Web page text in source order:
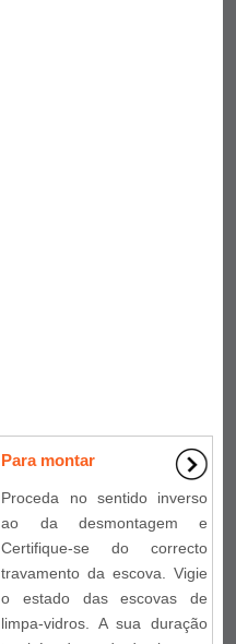
Para montar
Proceda no sentido inverso
ao da desmontagem e
Certifique-se do correcto
travamento da escova. Vigie
o estado das escovas de
limpa-vidros. A sua duração